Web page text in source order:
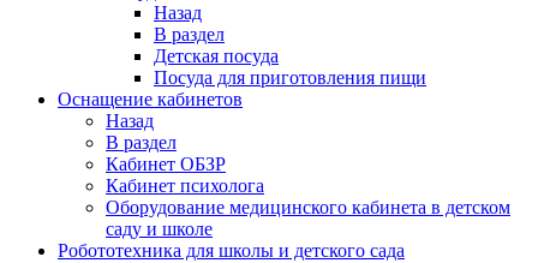
Назад
В раздел
Детская посуда
Посуда для приготовления пищи
Оснащение кабинетов
Назад
В раздел
Кабинет ОБЗР
Кабинет психолога
Оборудование медицинского кабинета в детском
саду и школе
Робототехника для школы и детского сада